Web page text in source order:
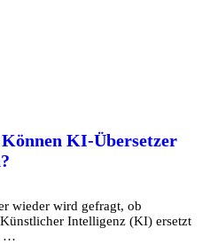
KI-Übersetzer
wieder wird gefragt, ob
Intelligenz (KI) ersetzt
…